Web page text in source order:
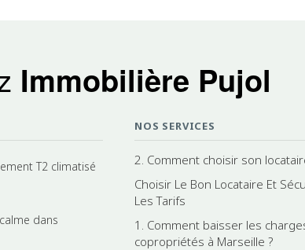
Immobilière Pujol
T2 climatisé
dans
NOS SERVICES
2. Comment choisir son
Choisir Le Bon Locataire Et
Les Tarifs
1. Comment baisser les
copropriétés à Marseille ?